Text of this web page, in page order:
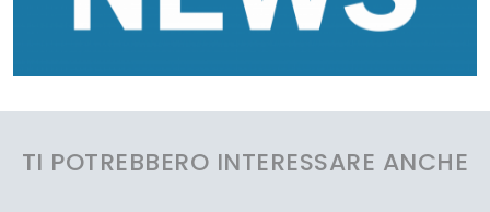
TI POTREBBERO INTERESSARE ANCHE